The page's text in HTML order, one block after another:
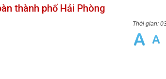
thành phố Hải Phòng